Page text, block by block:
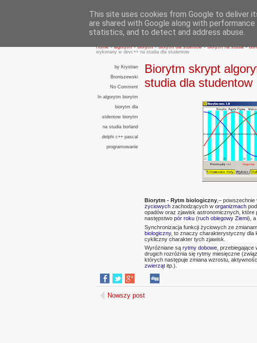
Home»algorytm»biorytm»biorytm dla stdentow»biorytm na studia»
wykonany w devc++ na studia dla studentow
Biorytm skrypt
studia dla studentow
by Krystian
Broniszewski
No Comment
Inalgorytm biorytm
biorytm dla
stdentow biorytm
na studia borland
delphi c++ pascal
programowanie
Biorytm - Rytm biologiczny ,–
życiowych zachodzących worganizmach
opadów oraz zjawisk astronomicznych, które
następstwopór roku (ruch obiegowy Ziemi),
Synchronizacja funkcji życiowych ze
biologiczny, to znaczy charakterystyczny dla
cykliczny charakter tych zjawisk.
Wyróżniane sąrytmy dobowe ,
drugich rozróżnia się rytmy miesięczne
których następuje zmiana wzrostu,
zwierząt itp.).
Nowszy post
This site uses cookies from Google to deliver
are shared with Google along with
statistics, and to detect and address abuse.